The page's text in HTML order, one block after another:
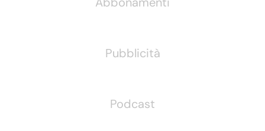
Pubblicità
Podcast